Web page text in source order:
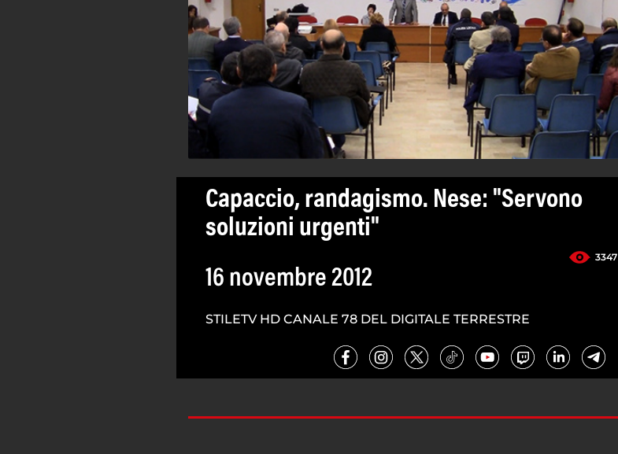
Capaccio, randagismo. Nese: "Servono
soluzioni urgenti"
3347
16 novembre 2012
STILETV HD CANALE 78 DEL DIGITALE TERRESTRE